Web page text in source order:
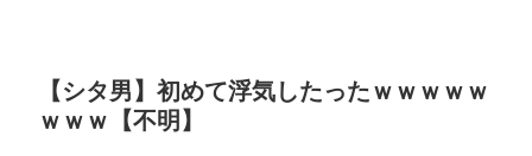
【シタ男】初めて浮気したったｗｗｗｗｗ
ｗｗｗ【不明】